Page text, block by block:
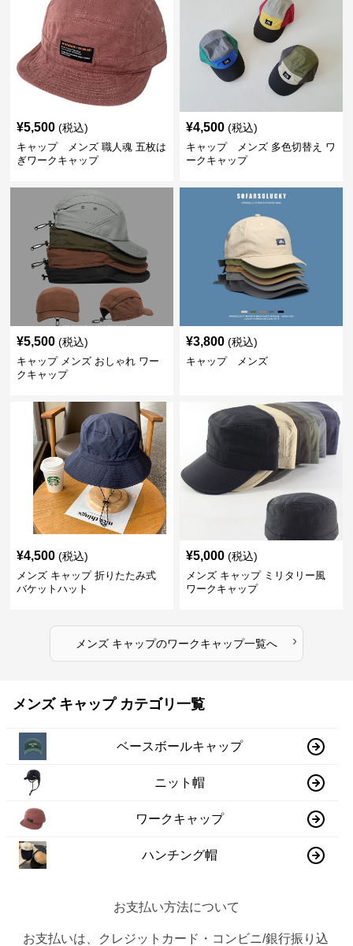
¥5,500 (税込)
キャップ メンズ 職人魂 五枚は
ぎワークキャップ
¥4,500 (税込)
キャップ メンズ 多色切替え ワ
ークキャップ
¥5,500 (税込)
キャップ メンズ おしゃれ ワー
クキャップ
¥3,800 (税込)
キャップ メンズ
¥4,500 (税込)
メンズ キャップ 折りたたみ式
バケットハット
¥5,000 (税込)
メンズ キャップ ミリタリー風
ワークキャップ
メンズ キャップのワークキャップ一覧へ ›
メンズ キャップ カテゴリ一覧
ベースボールキャップ
ニット帽
ワークキャップ
ハンチング帽
お支払い方法について
お支払いは、クレジットカード・コンビニ/銀行振り込